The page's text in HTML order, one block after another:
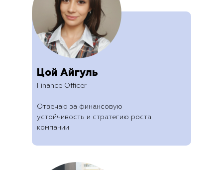
Finance Officer
Отвечаю за финансовую
устойчивость и стратегию роста
компании
Цой Айгуль